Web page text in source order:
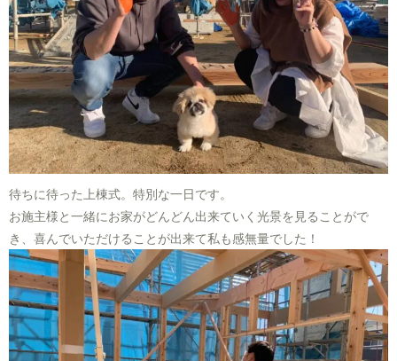
待ちに待った上棟式。特別な一日です。
お施主様と一緒にお家がどんどん出来ていく光景を見ることがで
き、喜んでいただけることが出来て私も感無量でした！